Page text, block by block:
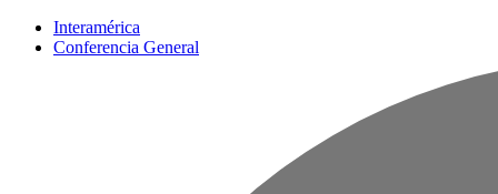
Interamérica
Conferencia General